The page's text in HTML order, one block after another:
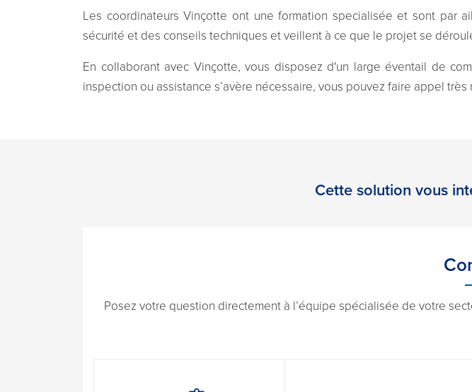
Les coordinateurs Vinçotte ont une formation specialisée et sont par
sécurité et des conseils techniques et veillent à ce que le projet se
En collaborant avec Vinçotte, vous disposez d'un large éventail de
inspection ou assistance s’avère nécessaire, vous pouvez faire appel
Cette solution vous
Posez votre question directement à l’équipe spécialisée de votre